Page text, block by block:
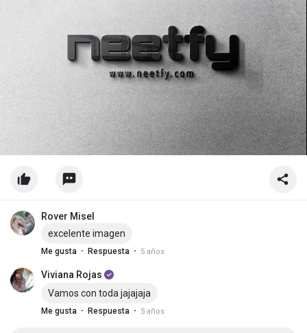
Rover Misel
excelente imagen
Me gusta · Respuesta · 5 años
Viviana Rojas
Vamos con toda jajajaja
Me gusta · Respuesta · 5 años